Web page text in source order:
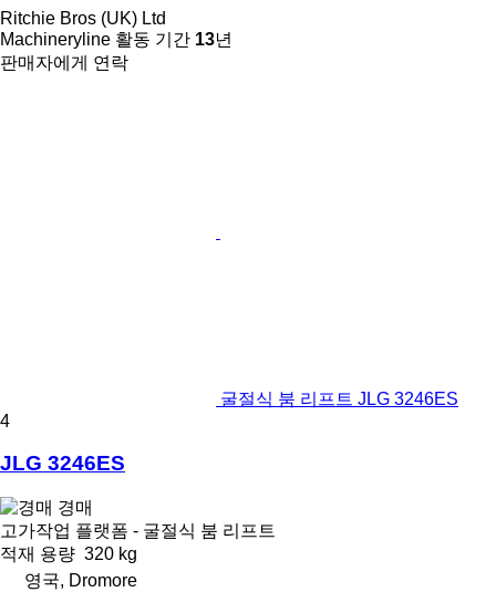
Ritchie Bros (UK) Ltd
Machineryline 활동 기간 13년
판매자에게 연락
굴절식 붐 리프트 JLG 3246ES
4
JLG 3246ES
경매
고가작업 플랫폼 - 굴절식 붐 리프트
적재 용량 320 kg
영국, Dromore